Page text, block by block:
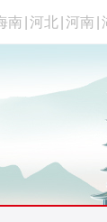
南 河北 河南